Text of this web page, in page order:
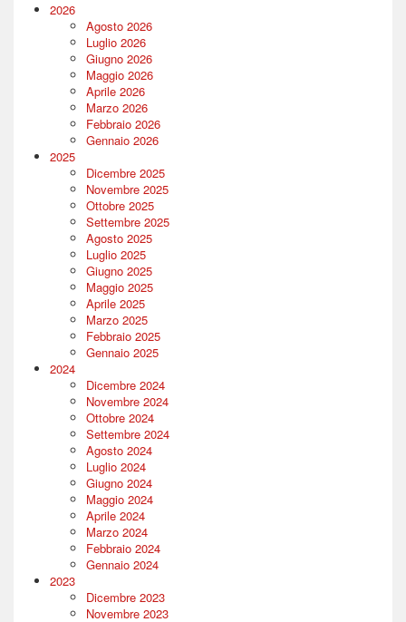
2026
Agosto 2026
Luglio 2026
Giugno 2026
Maggio 2026
Aprile 2026
Marzo 2026
Febbraio 2026
Gennaio 2026
2025
Dicembre 2025
Novembre 2025
Ottobre 2025
Settembre 2025
Agosto 2025
Luglio 2025
Giugno 2025
Maggio 2025
Aprile 2025
Marzo 2025
Febbraio 2025
Gennaio 2025
2024
Dicembre 2024
Novembre 2024
Ottobre 2024
Settembre 2024
Agosto 2024
Luglio 2024
Giugno 2024
Maggio 2024
Aprile 2024
Marzo 2024
Febbraio 2024
Gennaio 2024
2023
Dicembre 2023
Novembre 2023